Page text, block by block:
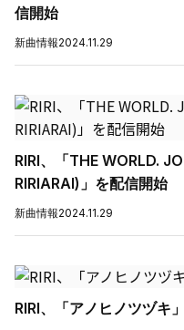
信開始
新曲情報2024.11.29
RIRI、「THE WORLD.
RIRIARAI)」を配信開始
新曲情報2024.11.29
RIRI、「アノヒノツヅキ